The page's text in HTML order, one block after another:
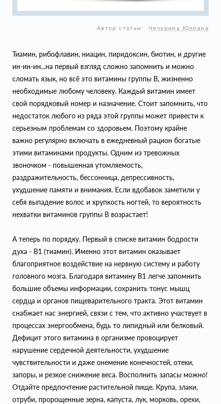
Автор статьи: Чечурина Юлиана
Тиамин, рибофлавин, ниацин, пиридоксин, биотин, и другие
ин-ин-ин...на первый взгляд сложно запомнить и можно
сломать язык, но всё это витамины группы В, жизненно
необходимые любому человеку. Каждый витамин имеет
свой порядковый номер и назначение. Стоит запомнить, что
недостаток любого из ряда этой группы может привести к
серьезным проблемам со здоровьем. Поэтому крайне
важно регулярно включать в ежедневный рацион богатые
этими витаминами продукты. Одним из тревожных
звоночком - повышенная утомляемость,
раздражительность, бессонница, депрессивность,
ухудшение памяти и внимания. Если вдобавок заметили у
себя выпадение волос и хрупкость ногтей, то вероятность
нехватки витаминов группы В возрастает!
А теперь по порядку. Первый в списке витамин бодрости
духа - B1 (тиамин). Именно этот витамин оказывает
благоприятное воздействие на нервную систему и работу
головного мозга. Благодаря витамину В1 легче запомнить
большие объемы информации, сохранить тонус мышц
сердца и органов пищеварительного тракта. Этот витамин
снабжает нас энергией, связи с тем, что активно участвует в
процессах энергообмена, будь то липидный или белковый.
Дефицит этого витамина в организме провоцирует
нарушение сердечной деятельности, ухудшение
чувствительности и даже онемение конечностей, отеки,
запоры, и резкое снижение веса. Восполнить запасы можно!
Отдайте предпочтение растительной пище. Крупа, злаки,
отруби, пророщенные зерна, капуста, лук, морковь, орехи,